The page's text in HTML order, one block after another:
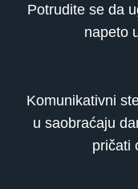
Potrudite se da
napeto
Komunikativni
u saobraćaju
pričati